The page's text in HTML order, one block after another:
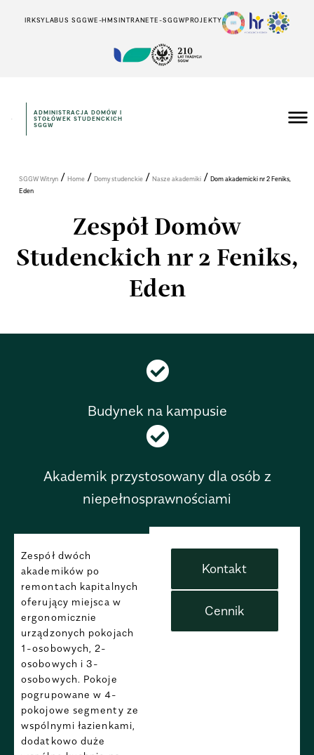
IRKSYLABUS SGGWE-HMSINTRANETE-SGGWPROJEKTY
ADMINISTRACJA DOMÓW I
STOŁÓWEK STUDENCKICH
SGGW
SGGW Witryn /Home /Domy studenckie /Nasze akademiki /Dom akademicki nr 2 Feniks,
Eden
Zespół Domów
Studenckich nr 2 Feniks,
Eden
Budynek na kampusie
Akademik przystosowany dla osób z
niepełnosprawnościami
Zespół dwóch
akademików po
remontach kapitalnych
oferujący miejsca w
ergonomicznie
urządzonych pokojach
1-osobowych, 2-
osobowych i 3-
osobowych. Pokoje
pogrupowane w 4-
pokojowe segmenty ze
wspólnymi łazienkami,
dodatkowo duże
Kontakt
Cennik